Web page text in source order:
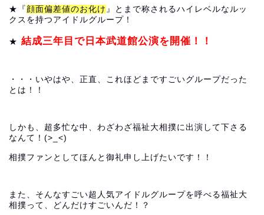
★ 『 顔面偏差値のお化け 』とまで称されるハイレベルなルッ
クスを持つアイドルグループ！
★ 結成三年目で日本武道館公演を開催！！
・・・いやはや、正直、これほどまですごいグループだった
とは！！
しかも、超多忙な中、わざわざ福祉大相撲に出演して下さる
なんて！(>_<)
相撲ファンとしてほんと御礼申し上げたいです！！
また、そんなすごい超人気アイドルグループを呼べる福祉大
相撲って、どんだけすごいんだ！？